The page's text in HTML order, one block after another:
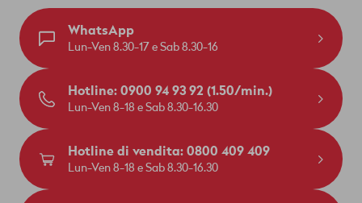
WhatsApp
Lun-Ven 8.30-17 e Sab 8.30-16
Hotline: 0900 94 93 92 (1.50/min.)
Lun-Ven 8-18 e Sab 8.30-16.30
Hotline di vendita: 0800 409 409
Lun-Ven 8-18 e Sab 8.30-16.30